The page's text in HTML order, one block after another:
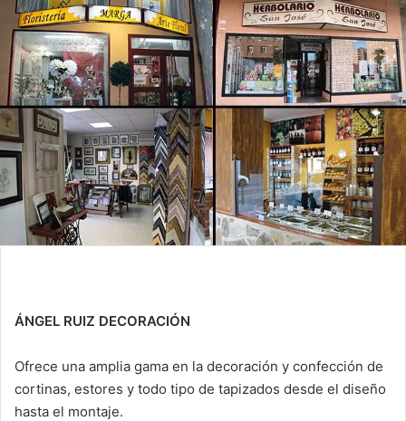
ÁNGEL RUIZ DECORACIÓN
Ofrece una amplia gama en la decoración y confección de
cortinas, estores y todo tipo de tapizados desde el diseño
hasta el montaje.